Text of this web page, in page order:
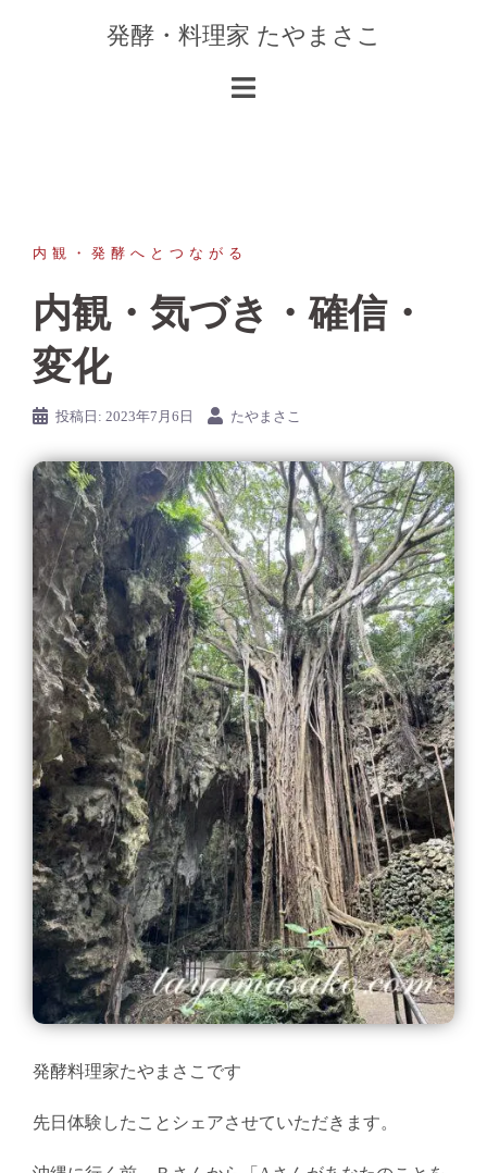
発酵・料理家 たやまさこ
内観・発酵へとつながる
内観・気づき・確信・
変化
投稿日: 2023年7月6日 たやまさこ
発酵料理家たやまさこです
先日体験したことシェアさせていただきます。